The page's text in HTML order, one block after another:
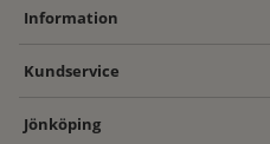
Information
Kundservice
Jönköping